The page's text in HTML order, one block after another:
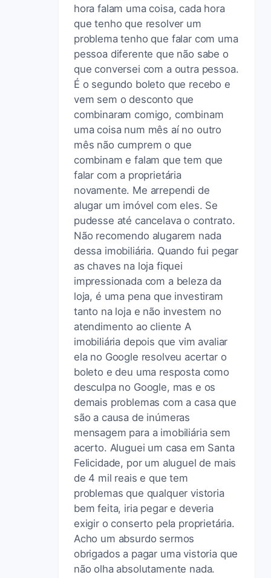
hora falam uma coisa, cada hora
que tenho que resolver um
problema tenho que falar com uma
pessoa diferente que não sabe o
que conversei com a outra pessoa.
É o segundo boleto que recebo e
vem sem o desconto que
combinaram comigo, combinam
uma coisa num mês aí no outro
mês não cumprem o que
combinam e falam que tem que
falar com a proprietária
novamente. Me arrependi de
alugar um imóvel com eles. Se
pudesse até cancelava o contrato.
Não recomendo alugarem nada
dessa imobiliária. Quando fui pegar
as chaves na loja fiquei
impressionada com a beleza da
loja, é uma pena que investiram
tanto na loja e não investem no
atendimento ao cliente A
imobiliária depois que vim avaliar
ela no Google resolveu acertar o
boleto e deu uma resposta como
desculpa no Google, mas e os
demais problemas com a casa que
são a causa de inúmeras
mensagem para a imobiliária sem
acerto. Aluguei um casa em Santa
Felicidade, por um aluguel de mais
de 4 mil reais e que tem
problemas que qualquer vistoria
bem feita, iria pegar e deveria
exigir o conserto pela proprietária.
Acho um absurdo sermos
obrigados a pagar uma vistoria que
não olha absolutamente nada.